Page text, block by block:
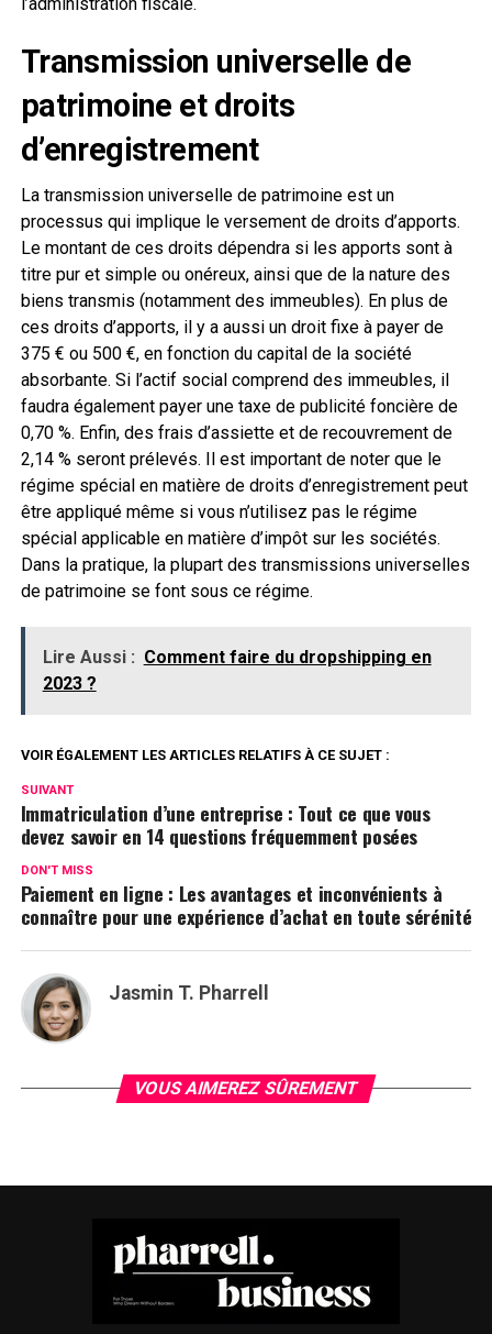
Transmission universelle de
patrimoine et droits
d’enregistrement
La transmission universelle de patrimoine est un
processus qui implique le versement de droits d’apports.
Le montant de ces droits dépendra si les apports sont à
titre pur et simple ou onéreux, ainsi que de la nature des
biens transmis (notamment des immeubles). En plus de
ces droits d’apports, il y a aussi un droit fixe à payer de
375 € ou 500 €, en fonction du capital de la société
absorbante. Si l’actif social comprend des immeubles, il
faudra également payer une taxe de publicité foncière de
0,70 %. Enfin, des frais d’assiette et de recouvrement de
2,14 % seront prélevés. Il est important de noter que le
régime spécial en matière de droits d’enregistrement peut
être appliqué même si vous n’utilisez pas le régime
spécial applicable en matière d’impôt sur les sociétés.
Dans la pratique, la plupart des transmissions universelles
de patrimoine se font sous ce régime.
Lire Aussi : Comment faire du dropshipping en
2023 ?
VOIR ÉGALEMENT LES ARTICLES RELATIFS À CE SUJET :
SUIVANT
Immatriculation d’une entreprise : Tout ce que vous
devez savoir en 14 questions fréquemment posées
DON'T MISS
Paiement en ligne : Les avantages et inconvénients à
connaître pour une expérience d’achat en toute sérénité
Jasmin T. Pharrell
VOUS AIMEREZ SÛREMENT